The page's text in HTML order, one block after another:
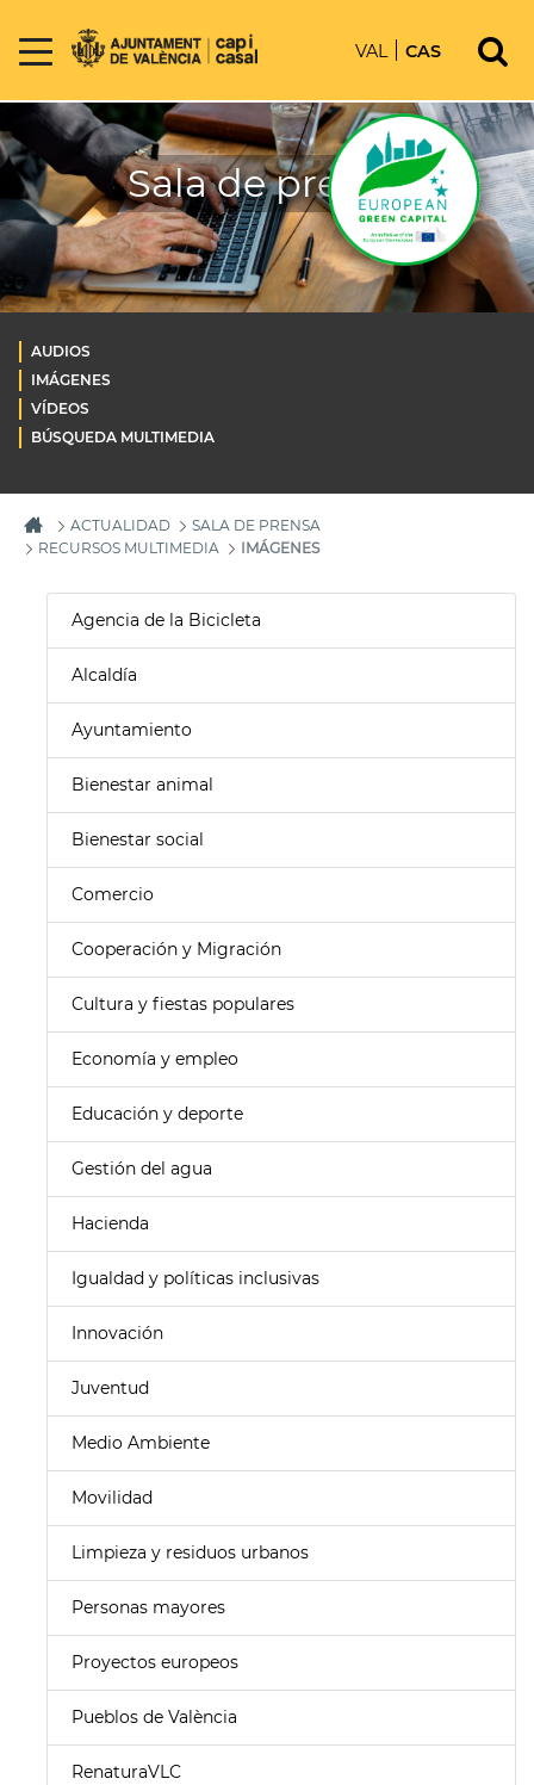
VAL CAS
Sala de prensa
AUDIOS
IMÁGENES
VÍDEOS
BÚSQUEDA MULTIMEDIA
ACTUALIDAD
SALA DE PRENSA
RECURSOS MULTIMEDIA
IMÁGENES
Agencia de la Bicicleta
Alcaldía
Ayuntamiento
Bienestar animal
Bienestar social
Comercio
Cooperación y Migración
Cultura y fiestas populares
Economía y empleo
Educación y deporte
Gestión del agua
Hacienda
Igualdad y políticas inclusivas
Innovación
Juventud
Medio Ambiente
Movilidad
Limpieza y residuos urbanos
Personas mayores
Proyectos europeos
Pueblos de València
RenaturaVLC